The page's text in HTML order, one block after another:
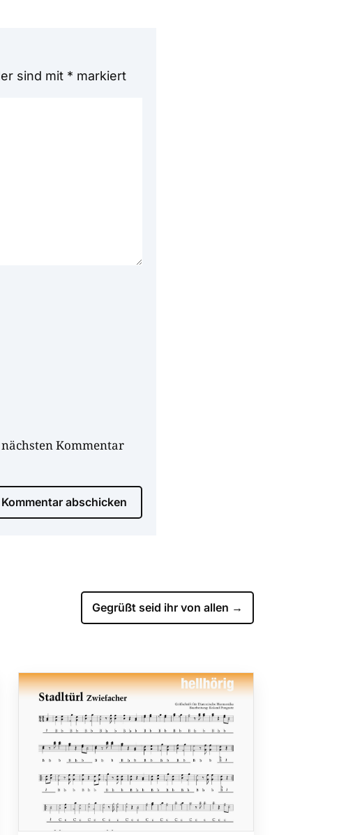
sind mit * markiert
Kommentar
Kommentar abschicken
Gegrüßt seid ihr von allen →